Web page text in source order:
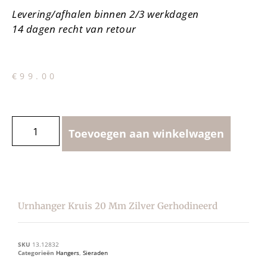
Levering/afhalen binnen 2/3 werkdagen
14 dagen recht van retour
€ 99.00
Toevoegen aan winkelwagen
Urnhanger Kruis 20 Mm Zilver Gerhodineerd
SKU 13.12832
Categorieën Hangers, Sieraden